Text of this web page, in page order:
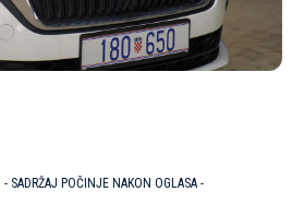
- SADRŽAJ POČINJE NAKON OGLASA -